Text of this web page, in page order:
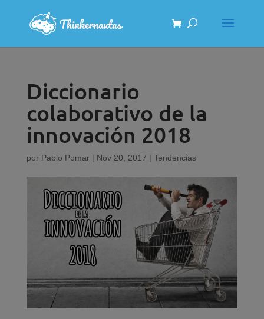
Diccionario
colaborativo de la
innovación 2018
por Pablo Pomar| Nov 20, 2017 | Tendencias